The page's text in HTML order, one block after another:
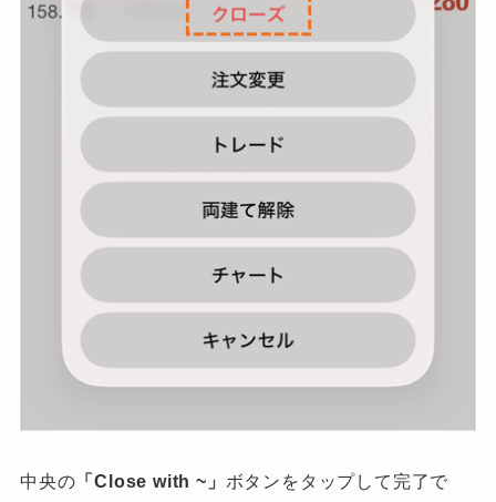
中央の 「Close with ~」 ボタンをタップして完了で